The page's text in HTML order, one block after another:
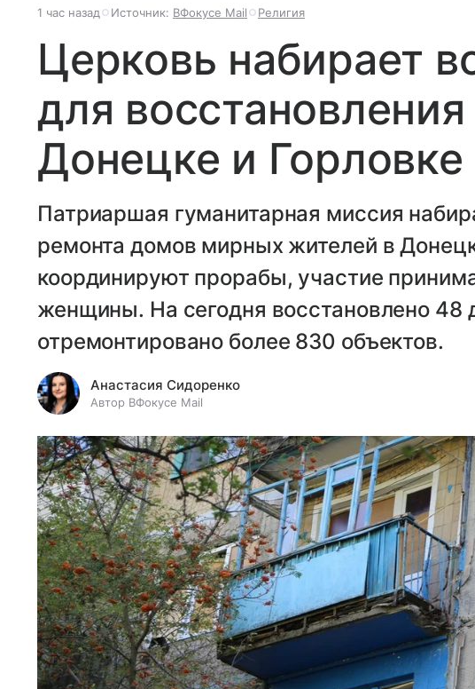
1 час назад Источник: ВФокусе Mail Религия
Церковь набирает
для
Донецке и Горловке
Патриаршая гуманитарная миссия
ремонта домов мирных жителей в
координируют прорабы, участие
женщины. На сегодня восстановлено 48
отремонтировано более 830 объектов.
Анастасия Сидоренко
Автор ВФокусе Mail